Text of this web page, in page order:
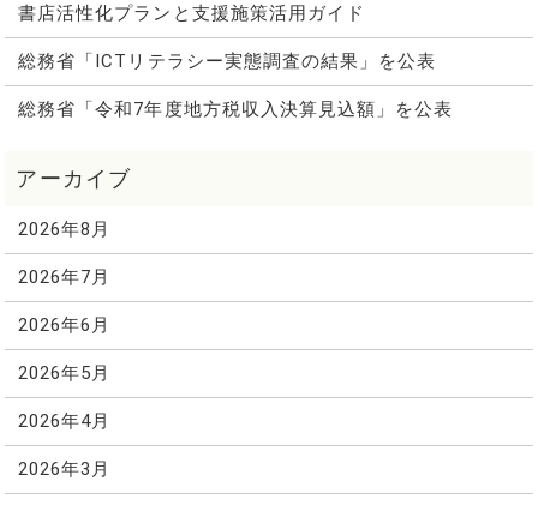
書店活性化プランと支援施策活用ガイド
総務省「ICTリテラシー実態調査の結果」を公表
総務省「令和7年度地方税収入決算見込額」を公表
2026年8月
2026年7月
2026年6月
2026年5月
2026年4月
2026年3月